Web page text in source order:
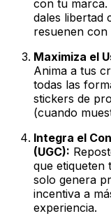
con tu
dales libertad
resuenen con
Maximiza el
Anima a tus
todas las
stickers de
(cuando
Integra el
(UGC):
que etiqueten
solo genera
incentiva a
experiencia.